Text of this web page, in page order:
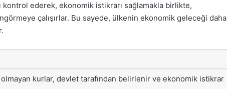
kontrol ederek, ekonomik istikrarı sağlamakla birlikte,
çalışırlar. Bu sayede, ülkenin ekonomik geleceği daha
kurlar, devlet tarafından belirlenir ve ekonomik istikrar